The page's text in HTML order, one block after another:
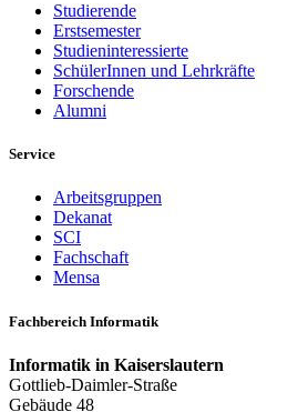
Studierende
Erstsemester
Studieninteressierte
SchülerInnen und Lehrkräfte
Forschende
Alumni
Service
Arbeitsgruppen
Dekanat
SCI
Fachschaft
Mensa
Fachbereich Informatik
Informatik in Kaiserslautern
Gottlieb-Daimler-Straße
Gebäude 48